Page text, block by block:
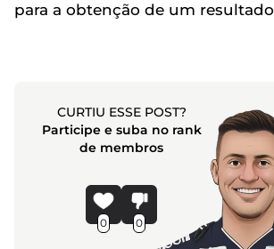
para a obtenção de um
CURTIU ESSE POST?
Participe e suba no rank
de membros
0 0